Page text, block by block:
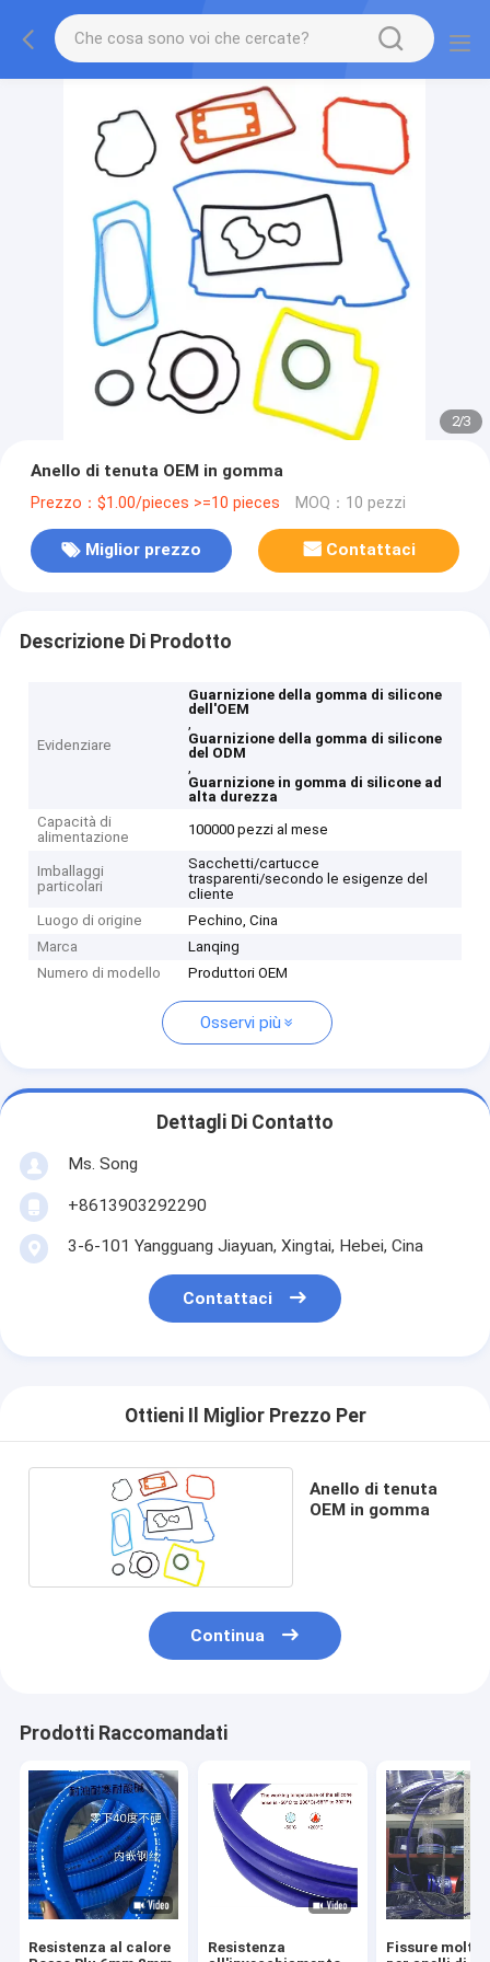
2/3
Anello di tenuta OEM in gomma
Prezzo：$1.00/pieces >=10 pieces MOQ：10 pezzi
Miglior prezzo Contattaci
Descrizione Di Prodotto
Evidenziare
Guarnizione della gomma di silicone
dell'OEM
,
Guarnizione della gomma di silicone
del ODM
,
Guarnizione in gomma di silicone ad
alta durezza
Capacità di
alimentazione
100000 pezzi al mese
Imballaggi
particolari
Sacchetti/cartucce
trasparenti/secondo le esigenze del
cliente
Luogo di origine
Pechino, Cina
Marca
Lanqing
Numero di modello
Produttori OEM
Osservi più
Dettagli Di Contatto
Ms. Song
+8613903292290
3-6-101 Yangguang Jiayuan, Xingtai, Hebei, Cina
Contattaci
Ottieni Il Miglior Prezzo Per
Anello di tenuta
OEM in gomma
Continua
Prodotti Raccomandati
Resistenza al calore
Resistenza
Fissure